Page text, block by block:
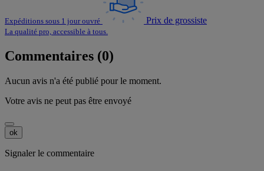
Expéditions sous 1 jour ouvré Prix de grossiste
La qualité pro, accessible à tous.
Commentaires (0)
Aucun avis n'a été publié pour le moment.
Votre avis ne peut pas être envoyé
ok
Signaler le commentaire